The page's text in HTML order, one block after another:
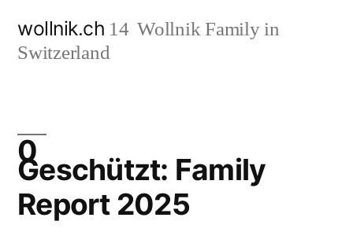
Inhalt
wollnik.ch
Wollnik Family in
Switzerland
Geschützt: Family
Report 2025